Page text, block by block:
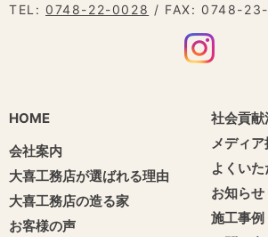
TEL: 0748-22-0028 / FAX: 0748-
HOME
会社案内
大喜工務店が選ばれる理由
大喜工務店の造る家
お客様の声
社会貢献
メディア
よくい
お知らせ
施工事例